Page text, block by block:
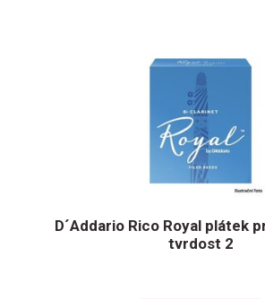
D´Addario Rico Royal plátek
tvrdost 2